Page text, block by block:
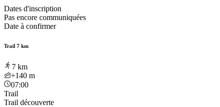
Dates d'inscription
Pas encore communiquées
Date à confirmer
Trail 7 km
7 km
+140 m
07:00
Trail
Trail découverte